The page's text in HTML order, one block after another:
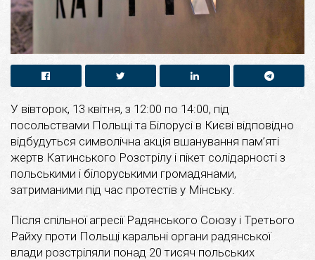
У вівторок, 13 квітня, з 12:00 по 14:00, під
посольствами Польщі та Білорусі в Києві відповідно
відбудуться символічна акція вшанування пам’яті
жертв Катинського Розстрілу і пікет солідарності з
польськими і білоруськими громадянами,
затриманими під час протестів у Мінську.
Після спільної агресії Радянського Союзу і Третього
Райху проти Польщі каральні органи радянської
влади розстріляли понад 20 тисяч польських